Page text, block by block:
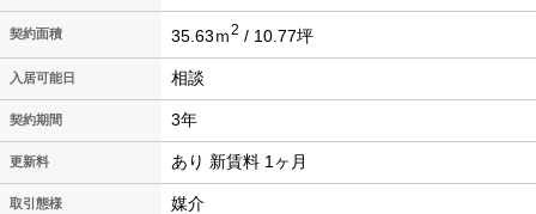
契約面積 35.63ｍ2 / 10.77坪
入居可能日 相談
契約期間 3年
更新料 あり 新賃料 1ヶ月
取引態様 媒介